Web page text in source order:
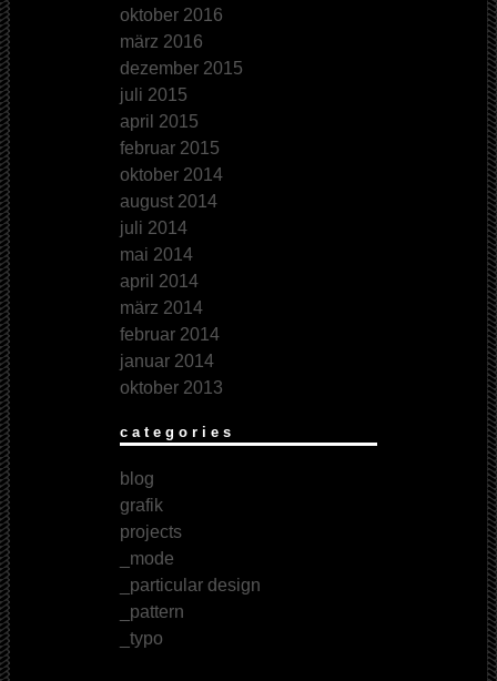
oktober 2016
märz 2016
dezember 2015
juli 2015
april 2015
februar 2015
oktober 2014
august 2014
juli 2014
mai 2014
april 2014
märz 2014
februar 2014
januar 2014
oktober 2013
categories
blog
grafik
projects
_mode
_particular design
_pattern
_typo